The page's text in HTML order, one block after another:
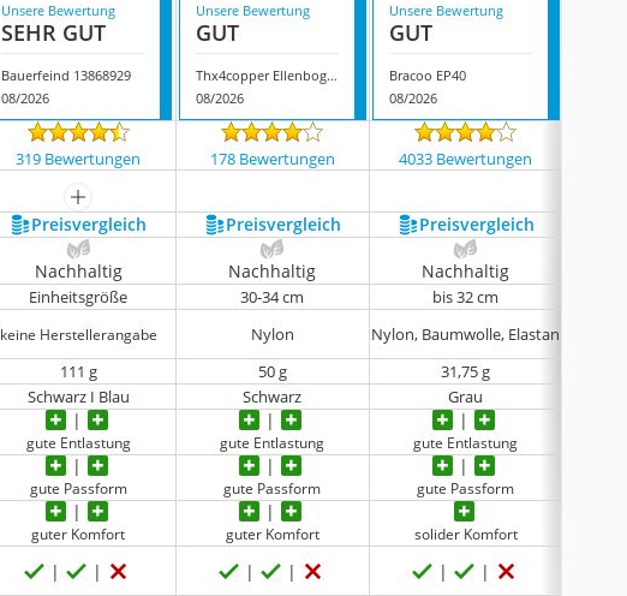
Unsere Bewertung
SEHR GUT
Bauerfeind 13868929
08/2026
Unsere Bewertung
GUT
Thx4copper Ellenbogenspange
08/2026
Unsere Bewertung
GUT
Bracoo EP40
08/2026
319 Bewertungen 178 Bewertungen 4033 Bewertungen
mehr anzeigen
Preis­vergleich Preis­vergleich Preis­vergleich
Nachhaltig Nachhaltig Nachhaltig
Einheitsgröße 30-34 cm bis 32 cm
keine Herstellerangabe Nylon
Nylon, Baumwolle, Elastan
111 g 50 g
31,75 g
Schwarz I Blau Schwarz
Grau
gute Entlastung gute Entlastung gute Entlastung
gute Passform gute Passform gute Passform
guter Komfort guter Komfort solider Komfort